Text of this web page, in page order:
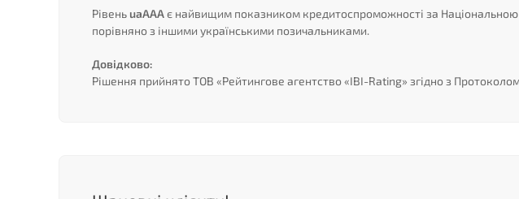
Рівень uaAAAє найвищим показником кредитоспроможності за
порівняно з іншими українськими позичальниками.
Довідково:
Рішення прийнято ТОВ «Рейтингове агентство «IBI-Rating» згідно з